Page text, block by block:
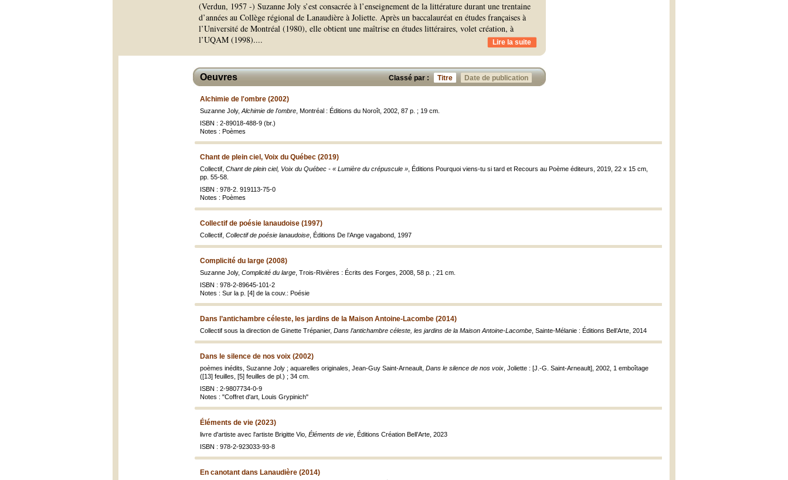
(Verdun, 1957 -) Suzanne Joly s’est consacrée à l’enseignement de la littérature durant une trentaine
d’années au Collège régional de Lanaudière à Joliette. Après un baccalauréat en études françaises à
l’Université de Montréal (1980), elle obtient une maîtrise en études littéraires, volet création, à
l’UQAM (1998).... Lire la suite
Classé par : Titre Date de publication
Oeuvres
Alchimie de l'ombre (2002)
Suzanne Joly, Alchimie de l'ombre , Montréal : Éditions du Noroît, 2002, 87 p. ; 19 cm.
ISBN : 2-89018-488-9 (br.)
Notes : Poèmes
Chant de plein ciel, Voix du Québec (2019)
Collectif, Chant de plein ciel, Voix du Québec - « Lumière du crépuscule » , Éditions Pourquoi viens-tu si tard et Recours au Poème éditeurs, 2019, 22 x 15 cm,
pp. 55-58.
ISBN : 978-2. 919113-75-0
Notes : Poèmes
Collectif de poésie lanaudoise (1997)
Collectif, Collectif de poésie lanaudoise , Éditions De l’Ange vagabond, 1997
Complicité du large (2008)
Suzanne Joly, Complicité du large , Trois-Rivières : Écrits des Forges, 2008, 58 p. ; 21 cm.
ISBN : 978-2-89645-101-2
Notes : Sur la p. [4] de la couv.: Poésie
Dans l’antichambre céleste, les jardins de la Maison Antoine-Lacombe (2014)
Collectif sous la direction de Ginette Trépanier, Dans l’antichambre céleste, les jardins de la Maison Antoine-Lacombe , Sainte-Mélanie : Éditions Bell’Arte, 2014
Dans le silence de nos voix (2002)
poèmes inédits, Suzanne Joly ; aquarelles originales, Jean-Guy Saint-Arneault, Dans le silence de nos voix , Joliette : [J.-G. Saint-Arneault], 2002, 1 emboîtage
([13] feuilles, [5] feuilles de pl.) ; 34 cm.
ISBN : 2-9807734-0-9
Notes : "Coffret d'art, Louis Grypinich"
Éléments de vie (2023)
livre d'artiste avec l'artiste Brigitte Vio, Éléments de vie , Éditions Création Bell’Arte, 2023
ISBN : 978-2-923033-93-8
En canotant dans Lanaudière (2014)